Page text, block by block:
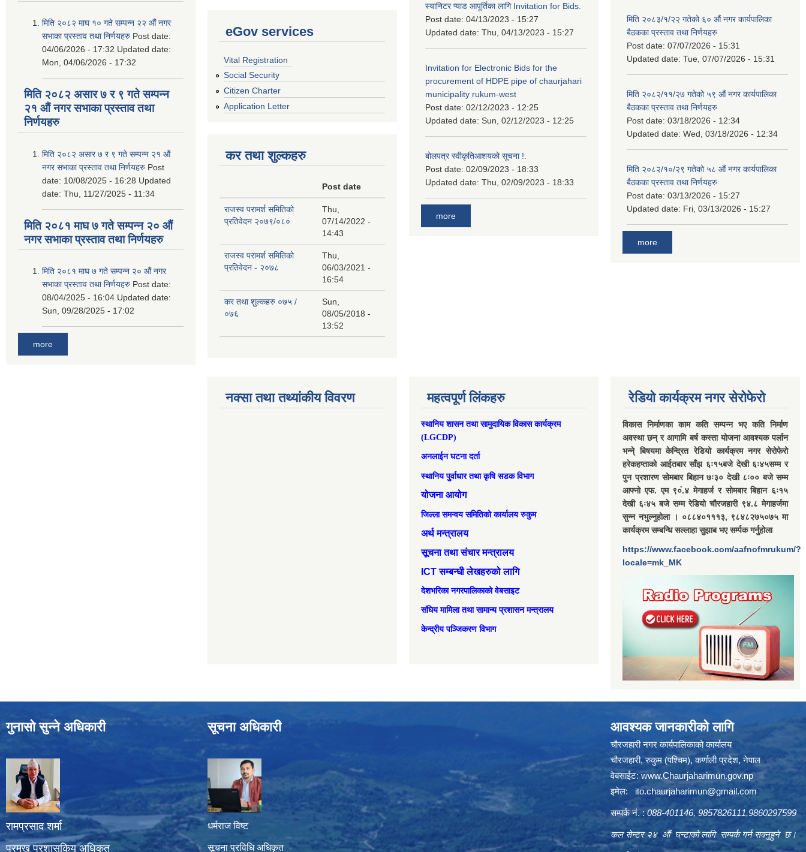
मिति २०८२ माघ १० गते सम्पन्न २२ औं नगर
सभाका प्रस्ताव तथा निर्णयहरु Post date:
04/06/2026 - 17:32 Updated date:
Mon, 04/06/2026 - 17:32
मिति २०८२ असार ७ र ९ गते सम्पन्न
२१ औं नगर सभाका प्रस्ताव तथा
निर्णयहरु
मिति २०८२ असार ७ र ९ गते सम्पन्न २१ औं
नगर सभाका प्रस्ताव तथा निर्णयहरु Post
date: 10/08/2025 - 16:28 Updated
date: Thu, 11/27/2025 - 11:34
मिति २०८१ माघ ७ गते सम्पन्न २० औं
नगर सभाका प्रस्ताव तथा निर्णयहरु
मिति २०८१ माघ ७ गते सम्पन्न २० औं नगर
सभाका प्रस्ताव तथा निर्णयहरु Post date:
08/04/2025 - 16:04 Updated date:
Sun, 09/28/2025 - 17:02
more
eGov services
Vital Registration
Social Security
Citizen Charter
Application Letter
कर तथा शुल्कहरु
Post date
राजस्व परामर्श समितिको
प्रतिवेदन २०७९/०८०
Thu,
07/14/2022 -
14:43
राजस्व परामर्श समितिको
प्रतिवेदन - २०७८
Thu,
06/03/2021 -
16:54
कर तथा शुल्कहरु ०७५ /
०७६
Sun,
08/05/2018 -
13:52
स्यानिटर प्याड आपूर्तिका लागि Invitation for Bids.
Post date: 04/13/2023 - 15:27
Updated date: Thu, 04/13/2023 - 15:27
Invitation for Electronic Bids for the
procurement of HDPE pipe of chaurjahari
municipality rukum-west
Post date: 02/12/2023 - 12:25
Updated date: Sun, 02/12/2023 - 12:25
बोलपत्र स्वीकृतिआशयको सूचना !.
Post date: 02/09/2023 - 18:33
Updated date: Thu, 02/09/2023 - 18:33
more
मिति २०८३/१/२२ गतेको ६० औं नगर कार्यपालिका
बैठकका प्रस्ताव तथा निर्णयहरु
Post date: 07/07/2026 - 15:31
Updated date: Tue, 07/07/2026 - 15:31
मिति २०८२/११/२७ गतेको ५९ औं नगर कार्यपालिका
बैठकका प्रस्ताव तथा निर्णयहरु
Post date: 03/18/2026 - 12:34
Updated date: Wed, 03/18/2026 - 12:34
मिति २०८२/१०/२९ गतेको ५८ औं नगर कार्यपालिका
बैठकका प्रस्ताव तथा निर्णयहरु
Post date: 03/13/2026 - 15:27
Updated date: Fri, 03/13/2026 - 15:27
more
नक्सा तथा तथ्यांकीय विवरण महत्वपूर्ण लिंकहरु
स्थानिय शासन तथा सामुदायिक विकास कार्यक्रम
(LGCDP)
अनलाईन घटना दर्ता
स्थानिय पुर्वाधार तथा कृषि सडक विभाग
योजना आयोग
जिल्ला समन्वय समितिको कार्यालय रुकुम
अर्थ मन्त्रालय
सूचना तथा संचार मन्त्रालय
ICT सम्बन्धी लेखहरुको लागि
देशभरिका नगरपालिकाको वेबसाइट
संघिय मामिला तथा सामान्‍य प्रशासन मन्त्रालय
केन्द्रीय पञ्जिकरण विभाग
रेडियो कार्यक्रम नगर सेरोफेरो
विकास निर्माणका काम कति सम्पन्न भए कति निर्माण
अवस्था छन् र आगामि बर्ष कस्ता योजना आवश्यक पर्लान
भन्ने् बिषयमा केन्द्रित रेडियो कार्यक्रम नगर सेरोफेरो
हरेकहप्ताको आईतबार साँझ ६ः१५बजे देखी ६ः४५सम्म र
पुन प्रशारण सोमबार बिहान ७ः३० देखी ८ः०० बजे सम्म
आफ्नो एफ. एम ९०ं.४ मेगाहर्ज र सोमबार बिहान ६ः१५
देखी ६ः४५ बजे सम्म रेडियो चौरजहारी ९४.८ मेगाहर्जमा
सुन्न नभुल्नुहोला । ०८८४०१११३, ९८४८२७५०७५ मा
कार्यक्रम सम्बन्धि सल्लाहा सुझाब भए सर्म्पक गर्नुहोला
https://www.facebook.com/aafnofmrukum/?
locale=mk_MK
गुनासो सुन्ने अधिकारी
रामप्रसाद शर्मा
प्रमुख प्रशासकिय अधिकृत
सूचना अधिकारी
धर्मराज विष्ट
सूचना प्रविधि अधिकृत
आवश्यक जानकारीको लागि
चौरजहारी नगर कार्यपालिकाको कार्यालय
चौरजहारी, रुकुम (पश्चिम), कर्णाली प्रदेश, नेपाल
वेबसाईट:www.Chaurjaharimun.gov.np
इमेल: ito.chaurjaharimun@gmail.com
सम्पर्क नं. : 088-401146, 9857826111,9860297599
कल सेन्टर २४ औं घन्टाको लागि सम्पर्क गर्न सक्नुहुने छ।